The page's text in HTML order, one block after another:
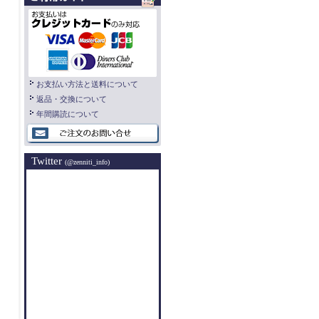
お支払い方法と送料について
返品・交換について
年間購読について
Twitter (@zenniti_info)